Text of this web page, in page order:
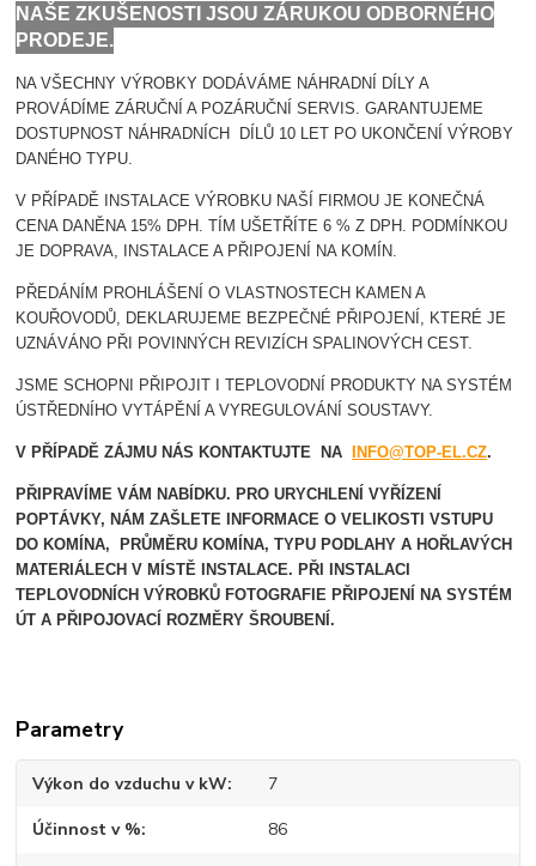
NAŠE ZKUŠENOSTI JSOU ZÁRUKOU ODBORNÉHO
PRODEJE.
NA VŠECHNY VÝROBKY DODÁVÁME NÁHRADNÍ DÍLY A
PROVÁDÍME ZÁRUČNÍ A POZÁRUČNÍ SERVIS. GARANTUJEME
DOSTUPNOST NÁHRADNÍCH DÍLŮ 10 LET PO UKONČENÍ VÝROBY
DANÉHO TYPU.
V PŘÍPADĚ INSTALACE VÝROBKU NAŠÍ FIRMOU JE KONEČNÁ
CENA DANĚNA 15% DPH. TÍM UŠETŘÍTE 6 % Z DPH. PODMÍNKOU
JE DOPRAVA, INSTALACE A PŘIPOJENÍ NA KOMÍN.
PŘEDÁNÍM PROHLÁŠENÍ O VLASTNOSTECH KAMEN A
KOUŘOVODŮ, DEKLARUJEME BEZPEČNÉ PŘIPOJENÍ, KTERÉ JE
UZNÁVÁNO PŘI POVINNÝCH REVIZÍCH SPALINOVÝCH CEST.
JSME SCHOPNI PŘIPOJIT I TEPLOVODNÍ PRODUKTY NA SYSTÉM
ÚSTŘEDNÍHO VYTÁPĚNÍ A VYREGULOVÁNÍ SOUSTAVY.
V PŘÍPADĚ ZÁJMU NÁS KONTAKTUJTE NA INFO@TOP-EL.CZ.
PŘIPRAVÍME VÁM NABÍDKU. PRO URYCHLENÍ VYŘÍZENÍ
POPTÁVKY, NÁM ZAŠLETE INFORMACE O VELIKOSTI VSTUPU
DO KOMÍNA, PRŮMĚRU KOMÍNA, TYPU PODLAHY A HOŘLAVÝCH
MATERIÁLECH V MÍSTĚ INSTALACE. PŘI INSTALACI
TEPLOVODNÍCH VÝROBKŮ FOTOGRAFIE PŘIPOJENÍ NA SYSTÉM
ÚT A PŘIPOJOVACÍ ROZMĚRY ŠROUBENÍ.
Parametry
Výkon do vzduchu v kW 7
Účinnost v % 86